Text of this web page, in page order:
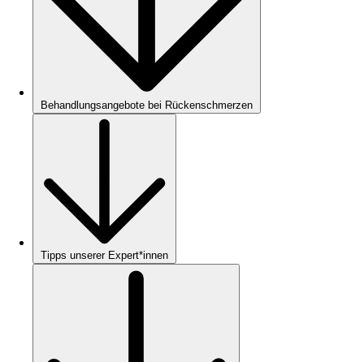
Behandlungsangebote bei Rückenschmerzen
Tipps unserer Expert*innen